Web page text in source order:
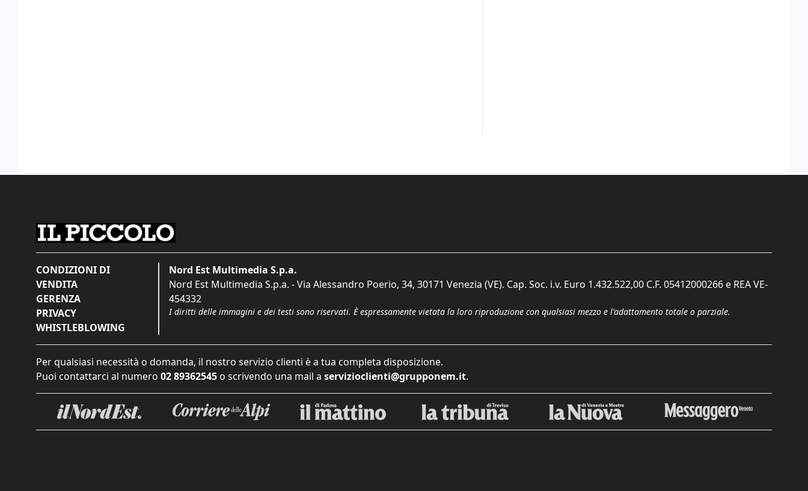
CONDIZIONI DI
VENDITA
GERENZA
PRIVACY
WHISTLEBLOWING
Nord Est Multimedia S.p.a.
Nord Est Multimedia S.p.a. - Via Alessandro Poerio, 34, 30171 Venezia (VE). Cap. Soc. i.v. Euro 1.432.522,00 C.F. 05412000266 e REA VE-
454332
I diritti delle immagini e dei testi sono riservati. È espressamente vietata la loro riproduzione con qualsiasi mezzo e l'adattamento totale o parziale.
Per qualsiasi necessità o domanda, il nostro servizio clienti è a tua completa disposizione.
Puoi contattarci al numero 02 89362545 o scrivendo una mail a servizioclienti@grupponem.it.